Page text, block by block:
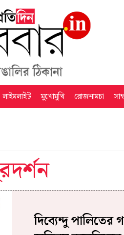
লাইমলাইট মুখোমুখি রোজনামচা
দিব্যেন্দু পালিতের